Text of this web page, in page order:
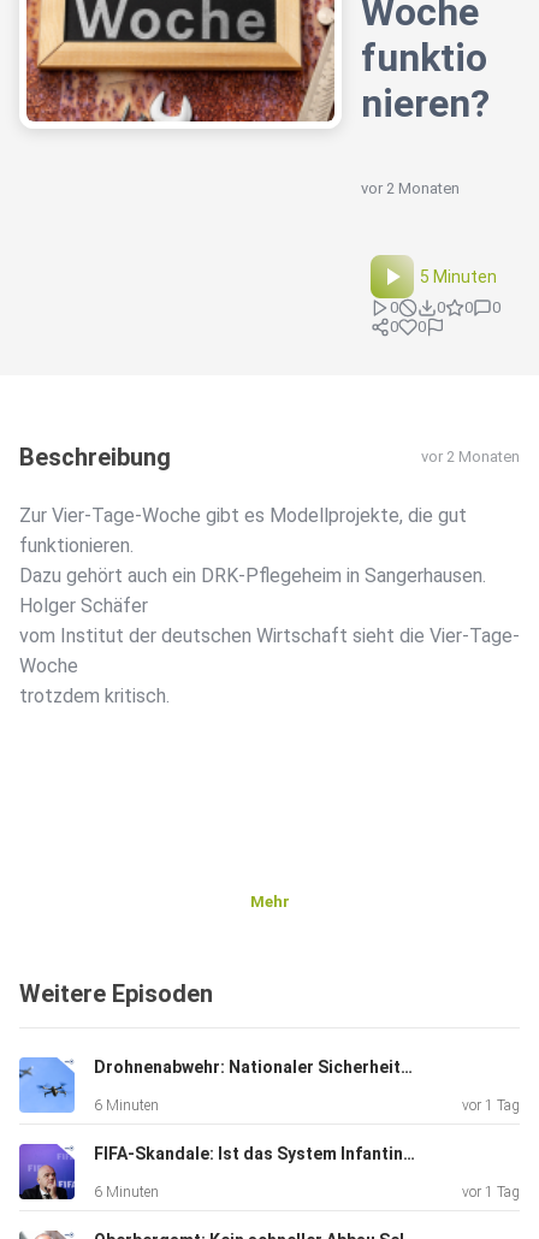
Woche
funktio
nieren?
vor 2 Monaten
5 Minuten
0 0 0
0
0
0
Beschreibung vor 2 Monaten
Zur Vier-Tage-Woche gibt es Modellprojekte, die gut
funktionieren.
Dazu gehört auch ein DRK-Pflegeheim in Sangerhausen.
Holger Schäfer
vom Institut der deutschen Wirtschaft sieht die Vier-Tage-
Woche
trotzdem kritisch.
Mehr
Weitere Episoden
Drohnenabwehr: Nationaler Sicherheitsrat hat getagt
6 Minuten vor 1 Tag
FIFA-Skandale: Ist das System Infantino am Ende?
6 Minuten vor 1 Tag